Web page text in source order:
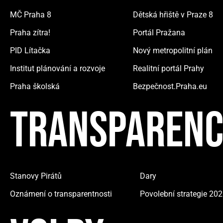
MČ Praha 8
Dětská hřiště v Praze 8
Praha zítra!
Portál Pražana
PID Lítačka
Nový metropolitní plán
Institut plánování a rozvoje
Realitní portál Prahy
Praha školská
Bezpečnost.Praha.eu
Stanovy Pirátů
Dary
Oznámení o transparentnosti
Povolební strategie